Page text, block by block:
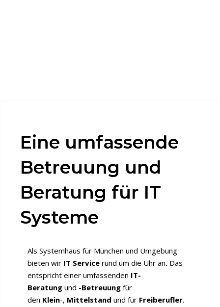
Eine umfassende
Betreuung und
Beratung für IT
Systeme
Als Systemhaus für München und Umgebung
bieten wir IT Service rund um die Uhr an. Das
entspricht einer umfassenden IT-
Beratung und -Betreuung für
den Klein-, Mittelstand und für Freiberufler.